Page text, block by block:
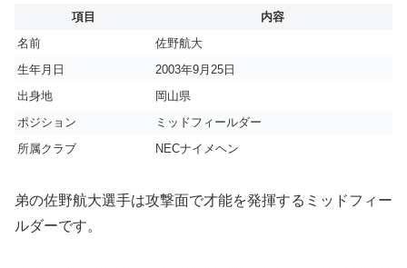
項目
内容
名前
佐野航大
生年月日
2003年9月25日
出身地
岡山県
ポジション
ミッドフィールダー
所属クラブ
NECナイメヘン
弟の佐野航大選手は攻撃面で才能を発揮するミッドフィー
ルダーです。